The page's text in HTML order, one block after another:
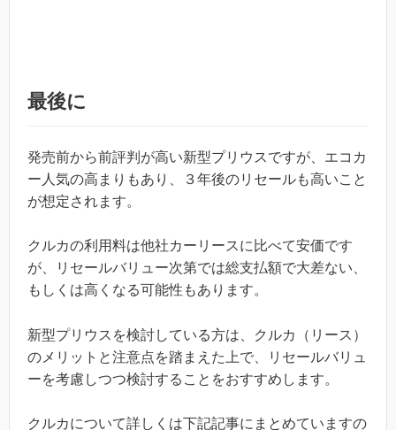
最後に
発売前から前評判が高い新型プリウスですが、エコカ
ー人気の高まりもあり、３年後のリセールも高いこと
が想定されます。
クルカの利用料は他社カーリースに比べて安価です
が、リセールバリュー次第では総支払額で大差ない、
もしくは高くなる可能性もあります。
新型プリウスを検討している方は、クルカ（リース）
のメリットと注意点を踏まえた上で、リセールバリュ
ーを考慮しつつ検討することをおすすめします。
クルカについて詳しくは下記記事にまとめていますの